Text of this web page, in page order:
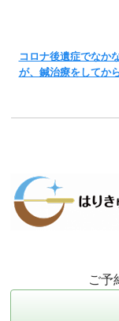
コロナ後遺症でなか
が、鍼治療をしてか
ご予